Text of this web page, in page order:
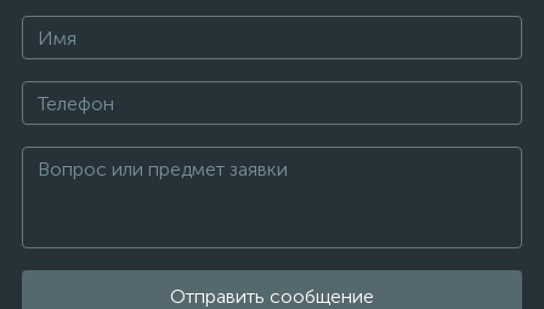
Отправить сообщение